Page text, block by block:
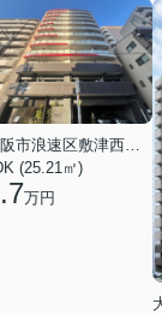
大阪市浪速区敷津西１丁目
(25.21㎡)
万円